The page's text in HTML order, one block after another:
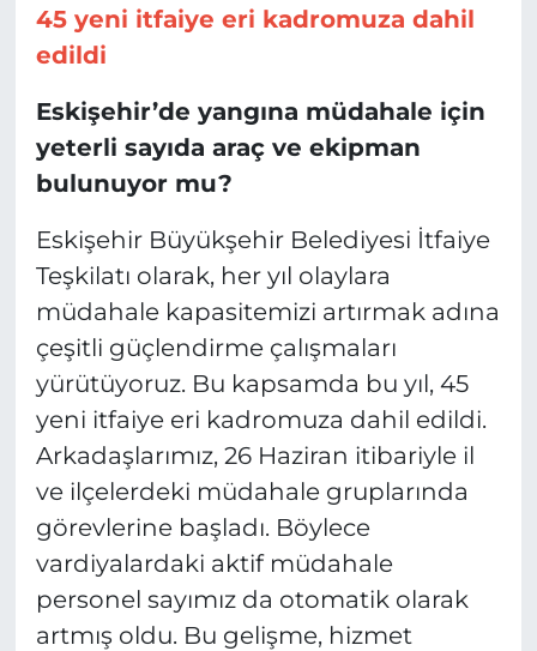
45 yeni itfaiye eri kadromuza dahil
edildi
Eskişehir’de yangına müdahale için
yeterli sayıda araç ve ekipman
bulunuyor mu?
Eskişehir Büyükşehir Belediyesi İtfaiye
Teşkilatı olarak, her yıl olaylara
müdahale kapasitemizi artırmak adına
çeşitli güçlendirme çalışmaları
yürütüyoruz. Bu kapsamda bu yıl, 45
yeni itfaiye eri kadromuza dahil edildi.
Arkadaşlarımız, 26 Haziran itibariyle il
ve ilçelerdeki müdahale gruplarında
görevlerine başladı. Böylece
vardiyalardaki aktif müdahale
personel sayımız da otomatik olarak
artmış oldu. Bu gelişme, hizmet